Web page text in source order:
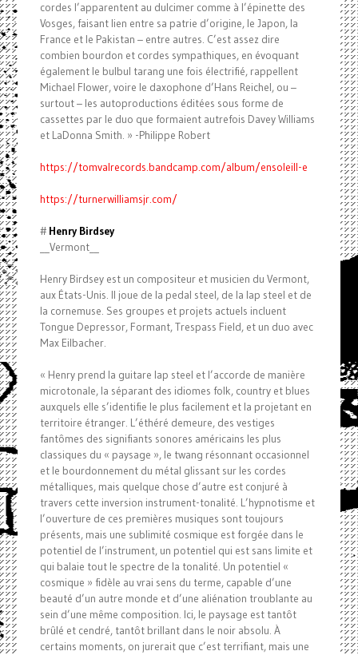
cordes l’apparentent au dulcimer comme à l’épinette des
Vosges, faisant lien entre sa patrie d’origine, le Japon, la
France et le Pakistan – entre autres. C’est assez dire
combien bourdon et cordes sympathiques, en évoquant
également le bulbul tarang une fois électrifié, rappellent
Michael Flower, voire le daxophone d’Hans Reichel, ou –
surtout – les autoproductions éditées sous forme de
cassettes par le duo que formaient autrefois Davey Williams
et LaDonna Smith. » -Philippe Robert
https://tomvalrecords.bandcamp.com/album/ensoleill-e
https://turnerwilliamsjr.com/
#Henry Birdsey
__Vermont__
Henry Birdsey est un compositeur et musicien du Vermont,
aux États-Unis. Il joue de la pedal steel, de la lap steel et de
la cornemuse. Ses groupes et projets actuels incluent
Tongue Depressor, Formant, Trespass Field, et un duo avec
Max Eilbacher.
« Henry prend la guitare lap steel et l’accorde de manière
microtonale, la séparant des idiomes folk, country et blues
auxquels elle s’identifie le plus facilement et la projetant en
territoire étranger. L’éthéré demeure, des vestiges
fantômes des signifiants sonores américains les plus
classiques du « paysage », le twang résonnant occasionnel
et le bourdonnement du métal glissant sur les cordes
métalliques, mais quelque chose d’autre est conjuré à
travers cette inversion instrument-tonalité. L’hypnotisme et
l’ouverture de ces premières musiques sont toujours
présents, mais une sublimité cosmique est forgée dans le
potentiel de l’instrument, un potentiel qui est sans limite et
qui balaie tout le spectre de la tonalité. Un potentiel «
cosmique » fidèle au vrai sens du terme, capable d’une
beauté d’un autre monde et d’une aliénation troublante au
sein d’une même composition. Ici, le paysage est tantôt
brûlé et cendré, tantôt brillant dans le noir absolu. À
certains moments, on jurerait que c’est terrifiant, mais une